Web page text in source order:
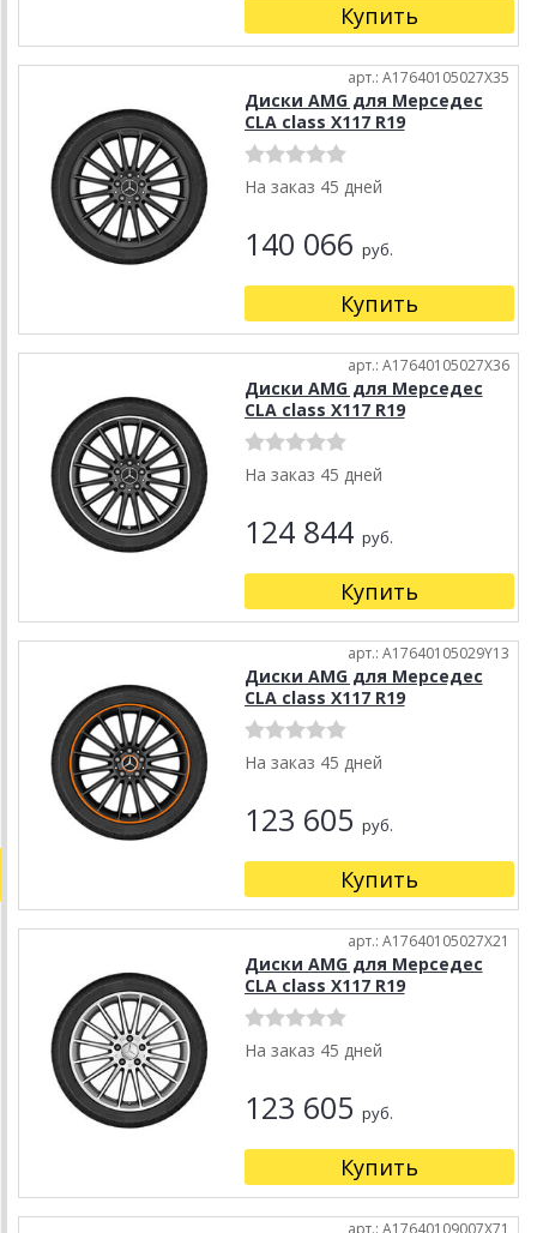
Купить
арт.: A17640105027X35
Диски AMG для Мерседес
CLA class X117 R19
На заказ 45 дней
140 066 руб.
Купить
арт.: A17640105027X36
Диски AMG для Мерседес
CLA class X117 R19
На заказ 45 дней
124 844 руб.
Купить
арт.: A17640105029Y13
Диски AMG для Мерседес
CLA class X117 R19
На заказ 45 дней
123 605 руб.
Купить
арт.: A17640105027X21
Диски AMG для Мерседес
CLA class X117 R19
На заказ 45 дней
123 605 руб.
Купить